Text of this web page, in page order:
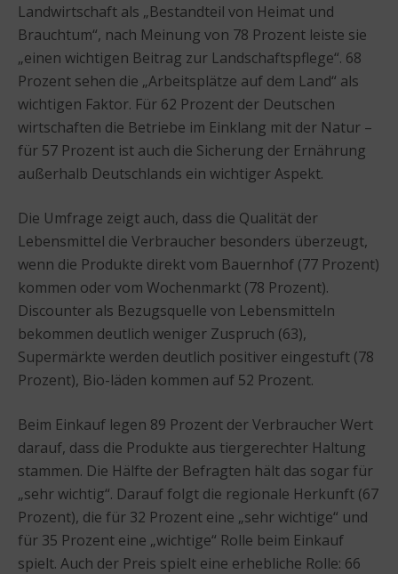
Landwirtschaft als „Bestandteil von Heimat und
Brauchtum“, nach Meinung von 78 Prozent leiste sie
„einen wichtigen Beitrag zur Landschaftspflege“. 68
Prozent sehen die „Arbeitsplätze auf dem Land“ als
wichtigen Faktor. Für 62 Prozent der Deutschen
wirtschaften die Betriebe im Einklang mit der Natur –
für 57 Prozent ist auch die Sicherung der Ernährung
außerhalb Deutschlands ein wichtiger Aspekt.
Die Umfrage zeigt auch, dass die Qualität der
Lebensmittel die Verbraucher besonders überzeugt,
wenn die Produkte direkt vom Bauernhof (77 Prozent)
kommen oder vom Wochenmarkt (78 Prozent).
Discounter als Bezugsquelle von Lebensmitteln
bekommen deutlich weniger Zuspruch (63),
Supermärkte werden deutlich positiver eingestuft (78
Prozent), Bio-läden kommen auf 52 Prozent.
Beim Einkauf legen 89 Prozent der Verbraucher Wert
darauf, dass die Produkte aus tiergerechter Haltung
stammen. Die Hälfte der Befragten hält das sogar für
„sehr wichtig“. Darauf folgt die regionale Herkunft (67
Prozent), die für 32 Prozent eine „sehr wichtige“ und
für 35 Prozent eine „wichtige“ Rolle beim Einkauf
spielt. Auch der Preis spielt eine erhebliche Rolle: 66